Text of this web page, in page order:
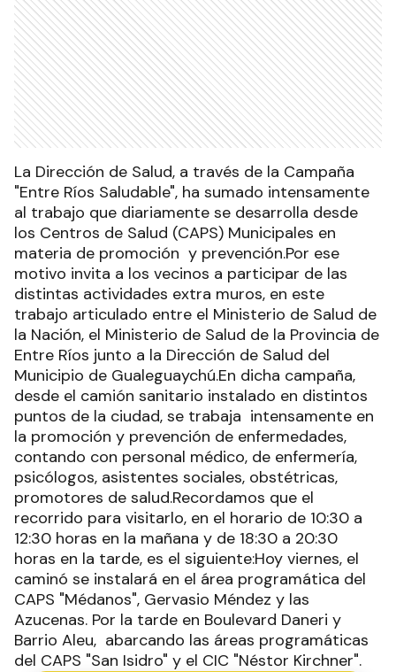
La Dirección de Salud, a través de la Campaña
"Entre Ríos Saludable", ha sumado intensamente
al trabajo que diariamente se desarrolla desde
los Centros de Salud (CAPS) Municipales en
materia de promoción y prevención.Por ese
motivo invita a los vecinos a participar de las
distintas actividades extra muros, en este
trabajo articulado entre el Ministerio de Salud de
la Nación, el Ministerio de Salud de la Provincia de
Entre Ríos junto a la Dirección de Salud del
Municipio de Gualeguaychú.En dicha campaña,
desde el camión sanitario instalado en distintos
puntos de la ciudad, se trabaja intensamente en
la promoción y prevención de enfermedades,
contando con personal médico, de enfermería,
psicólogos, asistentes sociales, obstétricas,
promotores de salud.Recordamos que el
recorrido para visitarlo, en el horario de 10:30 a
12:30 horas en la mañana y de 18:30 a 20:30
horas en la tarde, es el siguiente:Hoy viernes, el
caminó se instalará en el área programática del
CAPS "Médanos", Gervasio Méndez y las
Azucenas. Por la tarde en Boulevard Daneri y
Barrio Aleu, abarcando las áreas programáticas
del CAPS "San Isidro" y el CIC "Néstor Kirchner".